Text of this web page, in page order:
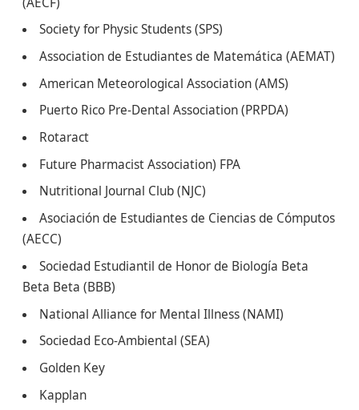
Society for Physic Students (SPS)
Association de Estudiantes de Matemática (AEMAT)
American Meteorological Association (AMS)
Puerto Rico Pre-Dental Association (PRPDA)
Rotaract
Future Pharmacist Association) FPA
Nutritional Journal Club (NJC)
Asociación de Estudiantes de Ciencias de Cómputos
(AECC)
Sociedad Estudiantil de Honor de Biología Beta
Beta Beta (BBB)
National Alliance for Mental Illness (NAMI)
Sociedad Eco-Ambiental (SEA)
Golden Key
Kapplan